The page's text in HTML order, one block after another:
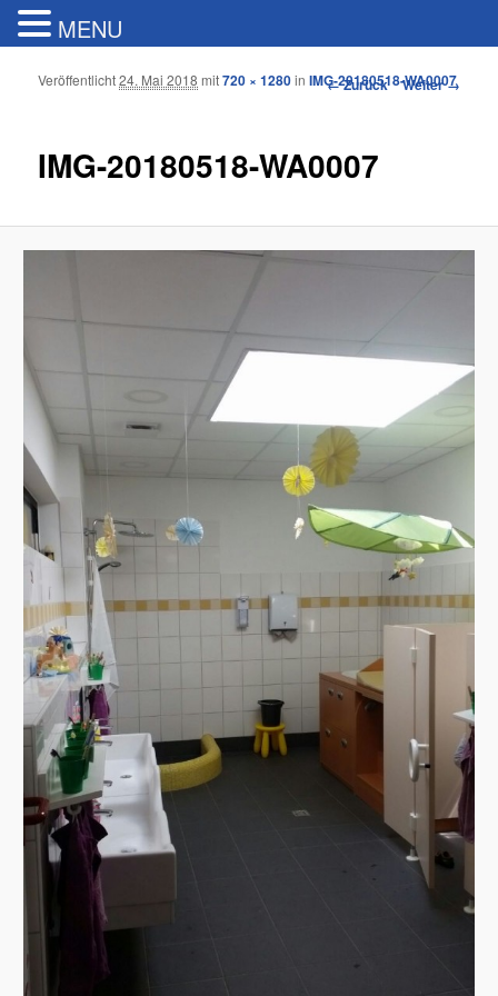
Bilder-Navigation
← Zurück Weiter →
IMG-20180518-WA0007
Veröffentlicht24. Mai 2018 mit720 × 1280inIMG-20180518-WA0007
MENU